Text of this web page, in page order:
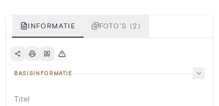
INFORMATIE FOTO'S (2)
BASISINFORMATIE
Titel